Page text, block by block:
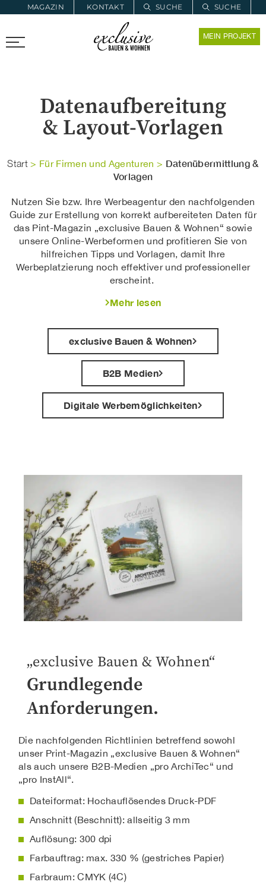
MAGAZIN KONTAKT SUCHE
SUCHE
PROARCHITEC PROINSTALL MEIN PROJEKT
Datenaufbereitung
& Layout-Vorlagen
Start> Für Firmen und Agenturen > Datenübermittlung &
Vorlagen
Nutzen Sie bzw. Ihre Werbeagentur den nachfolgenden
Guide zur Erstellung von korrekt aufbereiteten Daten für
das Pint-Magazin „exclusive Bauen & Wohnen“ sowie
unsere Online-Werbeformen und profitieren Sie von
hilfreichen Tipps und Vorlagen, damit Ihre
Werbeplatzierung noch effektiver und professioneller
erscheint.
Mehr lesen
exclusive Bauen & Wohnen
B2B Medien
Digitale Werbemöglichkeiten
„exclusive Bauen & Wohnen“
Grundlegende
Anforderungen.
Die nachfolgenden Richtlinien betreffend sowohl
unser Print-Magazin „exclusive Bauen & Wohnen“
als auch unsere B2B-Medien „pro ArchiTec“ und
„pro InstAll“.
Dateiformat: Hochauflösendes Druck-PDF
Anschnitt (Beschnitt): allseitig 3 mm
Auflösung: 300 dpi
Farbauftrag: max. 330 % (gestriches Papier)
Farbraum: CMYK (4C)